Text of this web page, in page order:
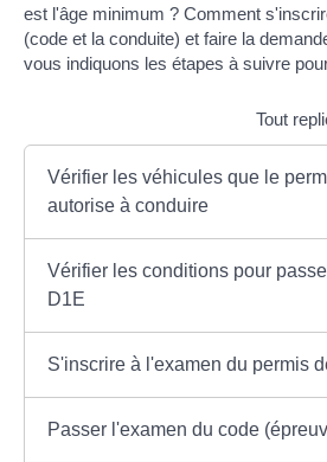
est l'âge minimum ? Comment
(code et la conduite) et faire la
vous indiquons les étapes à suivre
Tout
Vérifier les véhicules que le
autorise à conduire
Vérifier les conditions pour
D1E
S'inscrire à l'examen du permis
Passer l'examen du code